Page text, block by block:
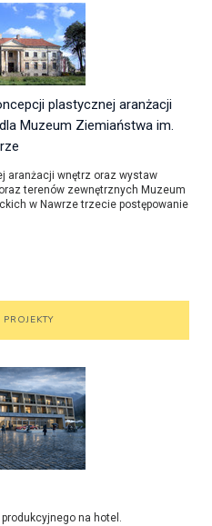
plastycznej aranżacji
Muzeum Ziemiaństwa im.
aranżacji wnętrz oraz wystaw
terenów zewnętrznych Muzeum
w Nawrze trzecie postępowanie
na hotel.